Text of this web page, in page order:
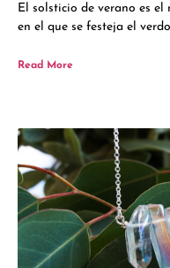
El solsticio de verano es el
en el que se festeja el
Read More